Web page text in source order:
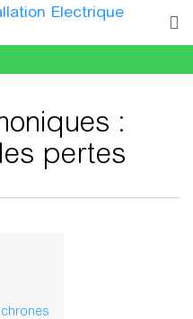
:
pertes